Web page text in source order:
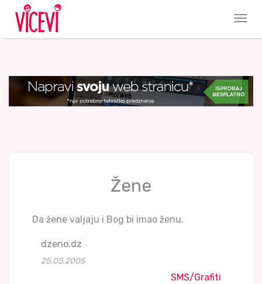
Žene
Da žene valjaju i Bog bi imao ženu.
dzeno.dz
25.05.2005
SMS/Grafiti